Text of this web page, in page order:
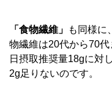
「食物繊維」
も同様に
物繊維は20代から70
日摂取推奨量18gに対
2g足りないのです。